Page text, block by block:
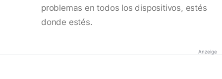
problemas en todos los dispositivos, estés
donde estés.
Anzeige